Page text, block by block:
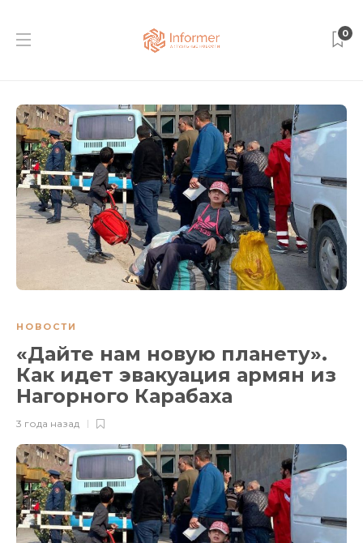
0
НОВОСТИ
«Дайте нам новую планету».
Как идет эвакуация армян из
Нагорного Карабаха
3 года назад